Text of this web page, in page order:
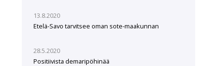
13.8.2020
Etelä-Savo tarvitsee oman sote-maakunnan
28.5.2020
Positiivista demaripöhinää